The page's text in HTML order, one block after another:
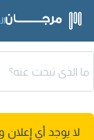
لا يوجد أي